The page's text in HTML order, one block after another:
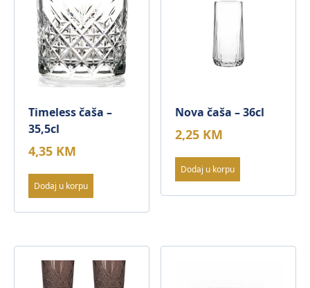
Timeless čaša –
35,5cl
4,35 KM
Dodaj u korpu
Nova čaša – 36cl
2,25 KM
Dodaj u korpu